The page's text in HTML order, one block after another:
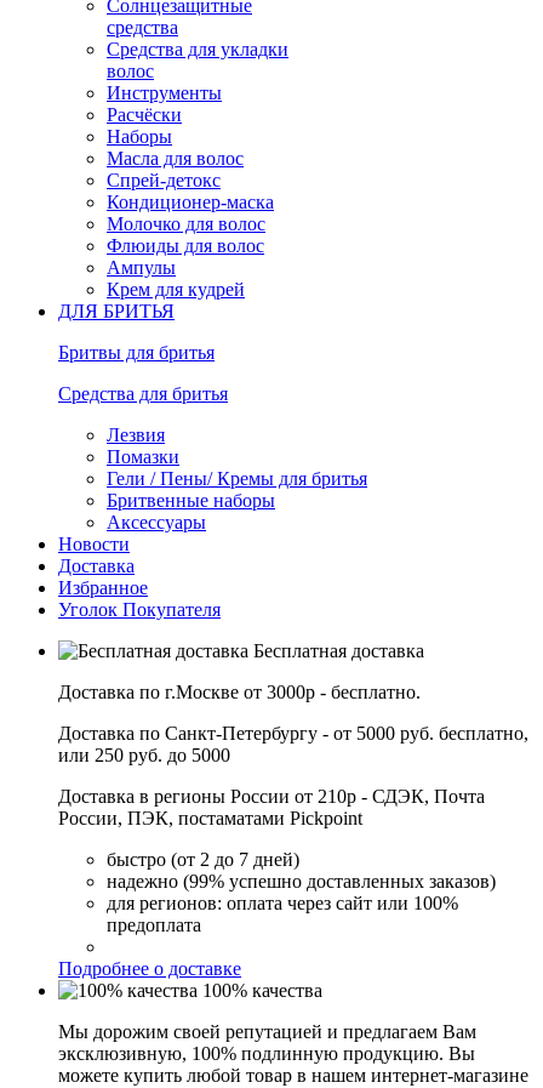
Солнцезащитные
средства
Средства для укладки
волос
Инструменты
Расчёски
Наборы
Масла для волос
Спрей-детокс
Кондиционер-маска
Молочко для волос
Флюиды для волос
Ампулы
Крем для кудрей
ДЛЯ БРИТЬЯ
Бритвы для бритья
Средства для бритья
Лезвия
Помазки
Гели / Пены/ Кремы для бритья
Бритвенные наборы
Аксессуары
Новости
Доставка
Избранное
Уголок Покупателя
Бесплатная доставка
Доставка по г.Москве от 3000р - бесплатно.
Доставка по Санкт-Петербургу - от 5000 руб. бесплатно,
или 250 руб. до 5000
Доставка в регионы России от 210р - СДЭК, Почта
России, ПЭК, постаматами Pickpoint
быстро (от 2 до 7 дней)
надежно (99% успешно доставленных заказов)
для регионов: оплата через сайт или 100%
предоплата
Подробнее о доставке
100% качества
Мы дорожим своей репутацией и предлагаем Вам
эксклюзивную, 100% подлинную продукцию. Вы
можете купить любой товар в нашем интернет-магазине